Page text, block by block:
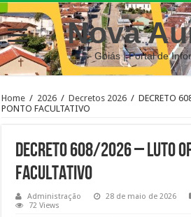
Nova
– Goiás | Portal de
Home / 2026 / Decretos 2026 / DECRETO
PONTO FACULTATIVO
DECRETO 608/2026 – LUTO
FACULTATIVO
Administração 28 de maio de 2026
72 Views